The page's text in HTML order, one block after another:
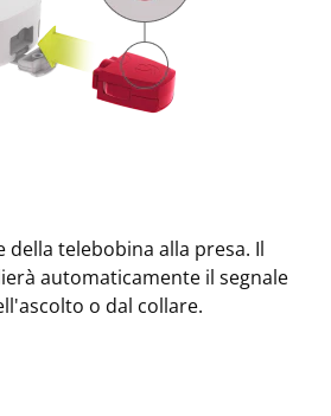
telebobina alla presa. Il
automaticamente il segnale
o dal collare.